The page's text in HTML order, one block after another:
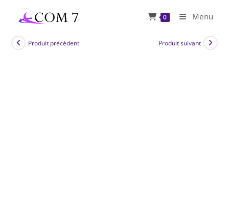
0 Menu
Produit précédent Produit suivant